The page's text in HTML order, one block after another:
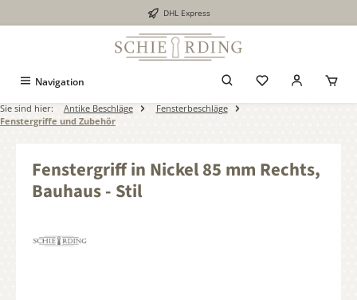
DHL Express
Navigation
Sie sind hier: Antike Beschläge
Fensterbeschläge
Fenstergriffe und Zubehör
Fenstergriff in Nickel 85 mm Rechts,
Bauhaus - Stil